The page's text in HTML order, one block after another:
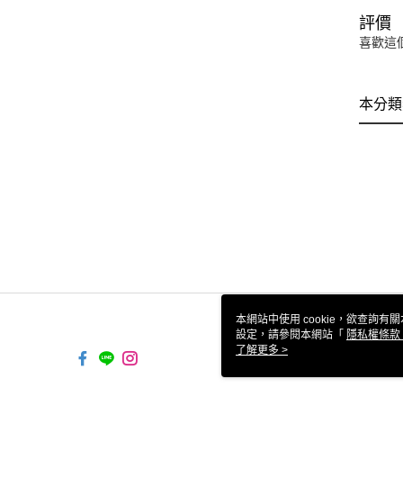
評價
喜歡這
本分
本網站中使用 cookie，欲查詢有
設定，請參閱本網站「 隱私權條款
使用 cookie。
了解更多 >